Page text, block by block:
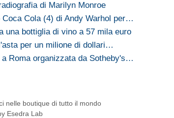
di Marilyn Monroe
Coca Cola (4) di Andy Warhol per…
una bottiglia di vino a 57 mila euro
per un milione di dollari…
Roma organizzata da Sotheby's…
nelle boutique di tutto il mondo
Esedra Lab